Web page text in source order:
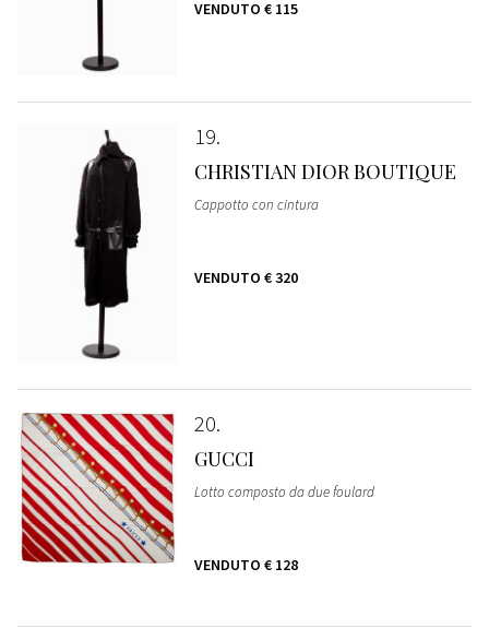
VENDUTO € 115
19
CHRISTIAN DIOR BOUTIQUE
Cappotto con cintura
VENDUTO € 320
20
GUCCI
Lotto composto da due foulard
VENDUTO € 128